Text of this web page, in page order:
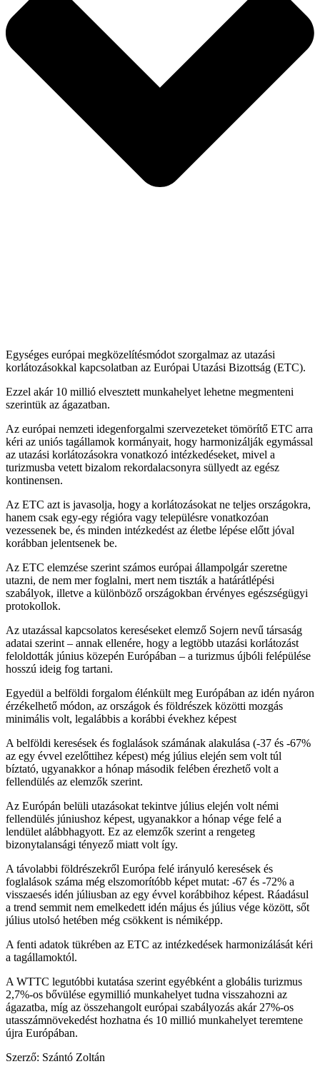
Egységes európai megközelítésmódot szorgalmaz az utazási
korlátozásokkal kapcsolatban az Európai Utazási Bizottság (ETC).
Ezzel akár 10 millió elvesztett munkahelyet lehetne megmenteni
szerintük az ágazatban.
Az európai nemzeti idegenforgalmi szervezeteket tömörítő ETC arra
kéri az uniós tagállamok kormányait, hogy harmonizálják egymással
az utazási korlátozásokra vonatkozó intézkedéseket, mivel a
turizmusba vetett bizalom rekordalacsonyra süllyedt az egész
kontinensen.
Az ETC azt is javasolja, hogy a korlátozásokat ne teljes országokra,
hanem csak egy-egy régióra vagy településre vonatkozóan
vezessenek be, és minden intézkedést az életbe lépése előtt jóval
korábban jelentsenek be.
Az ETC elemzése szerint számos európai állampolgár szeretne
utazni, de nem mer foglalni, mert nem tiszták a határátlépési
szabályok, illetve a különböző országokban érvényes egészségügyi
protokollok.
Az utazással kapcsolatos kereséseket elemző Sojern nevű társaság
adatai szerint – annak ellenére, hogy a legtöbb utazási korlátozást
feloldották június közepén Európában – a turizmus újbóli felépülése
hosszú ideig fog tartani.
Egyedül a belföldi forgalom élénkült meg Európában az idén nyáron
érzékelhető módon, az országok és földrészek közötti mozgás
minimális volt, legalábbis a korábbi évekhez képest
A belföldi keresések és foglalások számának alakulása (-37 és -67%
az egy évvel ezelőttihez képest) még július elején sem volt túl
bíztató, ugyanakkor a hónap második felében érezhető volt a
fellendülés az elemzők szerint.
Az Európán belüli utazásokat tekintve július elején volt némi
fellendülés júniushoz képest, ugyanakkor a hónap vége felé a
lendület alábbhagyott. Ez az elemzők szerint a rengeteg
bizonytalansági tényező miatt volt így.
A távolabbi földrészekről Európa felé irányuló keresések és
foglalások száma még elszomorítóbb képet mutat: -67 és -72% a
visszaesés idén júliusban az egy évvel korábbihoz képest. Ráadásul
a trend semmit nem emelkedett idén május és július vége között, sőt
július utolsó hetében még csökkent is némiképp.
A fenti adatok tükrében az ETC az intézkedések harmonizálását kéri
a tagállamoktól.
A WTTC legutóbbi kutatása szerint egyébként a globális turizmus
2,7%-os bővülése egymillió munkahelyet tudna visszahozni az
ágazatba, míg az összehangolt európai szabályozás akár 27%-os
utasszámnövekedést hozhatna és 10 millió munkahelyet teremtene
újra Európában.
Szerző: Szántó Zoltán